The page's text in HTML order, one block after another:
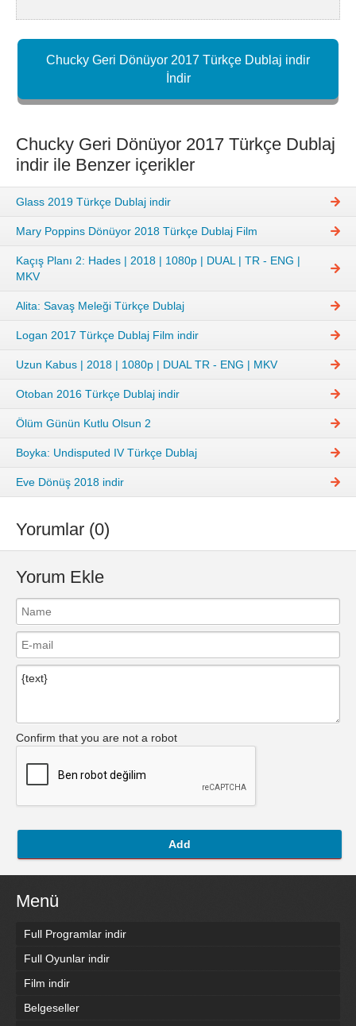
Chucky Geri Dönüyor 2017 Türkçe Dublaj indir
İndir
Chucky Geri Dönüyor 2017 Türkçe Dublaj
indir ile Benzer içerikler
Glass 2019 Türkçe Dublaj indir
Mary Poppins Dönüyor 2018 Türkçe Dublaj Film
Kaçış Planı 2: Hades | 2018 | 1080p | DUAL | TR - ENG |
MKV
Alita: Savaş Meleği Türkçe Dublaj
Logan 2017 Türkçe Dublaj Film indir
Uzun Kabus | 2018 | 1080p | DUAL TR - ENG | MKV
Otoban 2016 Türkçe Dublaj indir
Ölüm Günün Kutlu Olsun 2
Boyka: Undisputed IV Türkçe Dublaj
Eve Dönüş 2018 indir
Yorumlar (0)
Yorum Ekle
Confirm that you are not a robot
Add
Menü
Full Programlar indir
Full Oyunlar indir
Film indir
Belgeseller